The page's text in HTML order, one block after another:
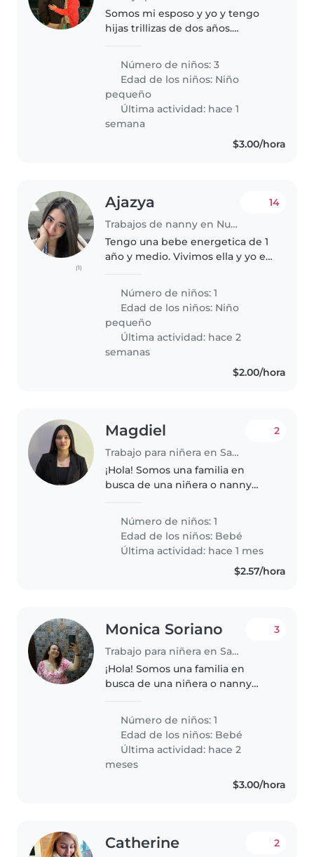
Somos mi esposo y yo y tengo
hijas trillizas de dos años.
con ellas. Tengo una cocinera
que ayuda con las comidas. El
trabajo sería de cuidar a mis
hijas..
Número de niños: 3
Edad de los niños: Niño
pequeño
Última actividad: hace 1
semana
$3.00/hora
(1)
Ajazya
Trabajos de nanny en Nuevo Cuscatlán
14
Tengo una bebe energetica de 1
año y medio. Vivimos ella y yo en
pequeño en Nuevo Cuscatlán y
buscamos una nanita que nos
ayude un finde si y un finde no,
con..
Número de niños: 1
Edad de los niños: Niño
pequeño
Última actividad: hace 2
semanas
$2.00/hora
Magdiel
Trabajo para niñera en San Miguel
2
¡Hola! Somos una familia en
busca de una niñera o nanny
nuestro bebé. Nuestro pequeño
es muy energético, curioso y
juguetón, y necesitamos a
alguien que..
Número de niños: 1
Edad de los niños: Bebé
Última actividad: hace 1 mes
$2.57/hora
Monica Soriano
Trabajo para niñera en Santa Tecla
3
¡Hola! Somos una familia en
busca de una niñera o nanny
de energía, cariño e inteligencia.
Necesitamos a alguien que se
sienta..
Número de niños: 1
Edad de los niños: Bebé
Última actividad: hace 2
meses
$3.00/hora
Catherine 2